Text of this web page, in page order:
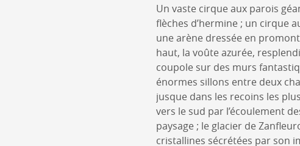
Un vaste cirque aux parois
flèches d’hermine ; un cirque
une arène dressée en
haut, la voûte azurée,
coupole sur des murs
énormes sillons entre deux
jusque dans les recoins les
vers le sud par l’écoulement
paysage ; le glacier de
cristallines sécrétées par son